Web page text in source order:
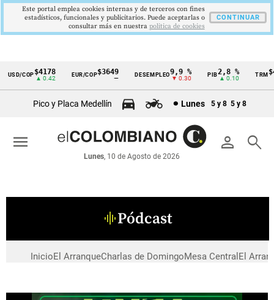
Cintillo
económicos
Colombia
USD/COP$4178
▲ 0.42
EUR/COP$3649
—
DESEMPLEO9,9 %
▼ 0.30
PIB 2,8 %
▲ 0.10
TRM
Pico y Placa Medellín Lunes 5 y 8 5 y 8
person search
Lunes, 10 de Agosto de 2026
menu
graphic_eqPódcast
InicioEl ArranqueCharlas de DomingoMesa Central El
Este portal emplea cookies internas y de terceros con fines
estadísticos, funcionales y publicitarios. Puede aceptarlas o
consultar más en nuestra politica de cookies
CONTINUAR